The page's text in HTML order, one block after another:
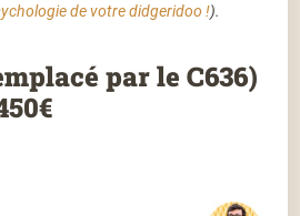
de votre didgeridoo !).
par le C636)